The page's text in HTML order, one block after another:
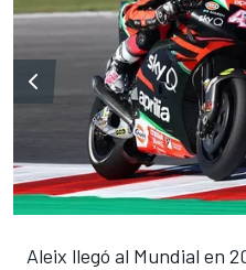
Aleix llegó al Mundial en